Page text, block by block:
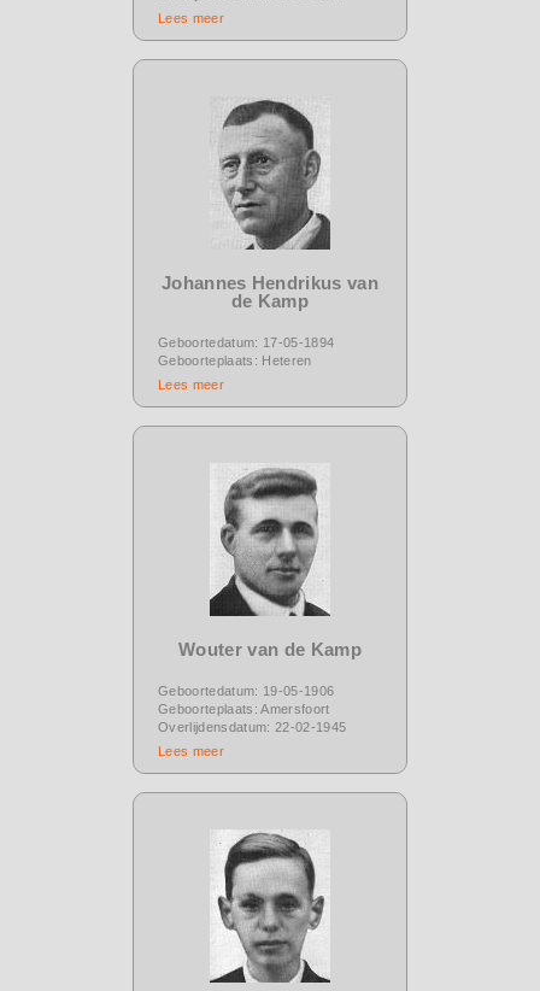
Lees meer
Johannes Hendrikus van
de Kamp
Geboortedatum: 17-05-1894
Geboorteplaats: Heteren
Lees meer
Wouter van de Kamp
Geboortedatum: 19-05-1906
Geboorteplaats: Amersfoort
Overlijdensdatum: 22-02-1945
Lees meer